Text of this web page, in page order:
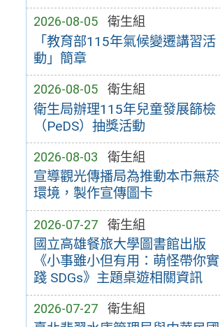
2026-08-05 衛生組
「教育部115年氣候變遷講習活
動」簡章
2026-08-05 衛生組
衛生局辦理115年兒童發展篩檢
（PeDS）抽獎活動
2026-08-03 衛生組
宣導觀光傳播局為推動本市無菸
環境，製作宣傳圖卡
2026-07-27 衛生組
國立高雄餐旅大學圖書館出版
《小事雖小但有用：萌怪帶你實
踐 SDGs》主題桌遊相關資訊
2026-07-27 衛生組